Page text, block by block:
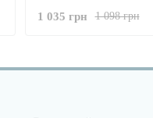
1 098 грн
1 035 грн